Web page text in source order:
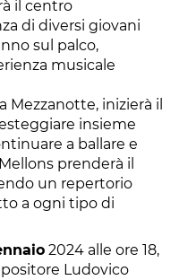
il centro
di diversi giovani
sul palco,
musicale
Mezzanotte, inizierà il
insieme
a ballare e
prenderà il
un repertorio
a ogni tipo di
2024 alle ore 18,
Ludovico